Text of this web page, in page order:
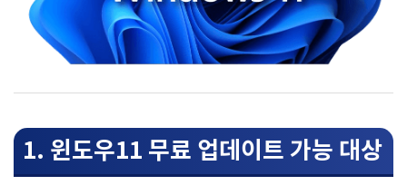
1. 윈도우11 무료 업데이트 가능 대상